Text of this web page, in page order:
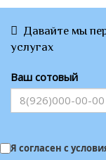
Давайте мы
услугах
Ваш сотовый
Я согласен с